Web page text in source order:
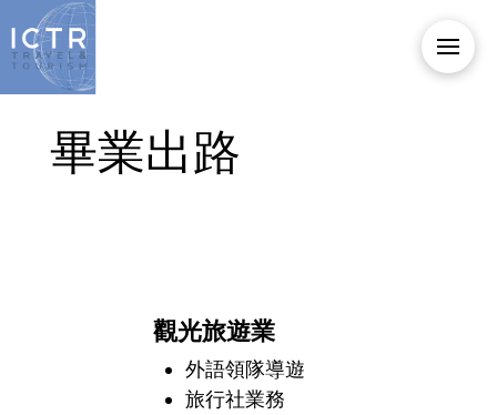
畢業出路
觀光旅遊業
外語領隊導遊
旅行社業務